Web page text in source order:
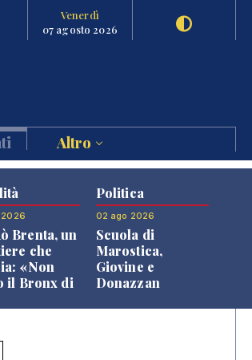
Venerdì
07 agosto 2026
Altro
Brenta, un
che
«Non
il Bronx di
Politica
02 ago 2026
Scuola di
Marostica,
Giovine e
Donazzan